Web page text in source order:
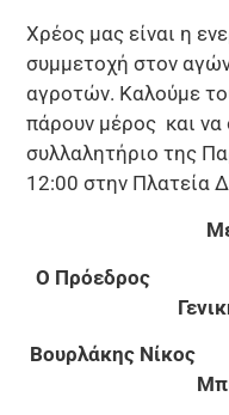
Χρέος μας είναι η
συμμετοχή στον
αγροτών. Καλούμε
πάρουν μέρος και
συλλαλητήριο της
12:00 στην Πλατεία
Ο